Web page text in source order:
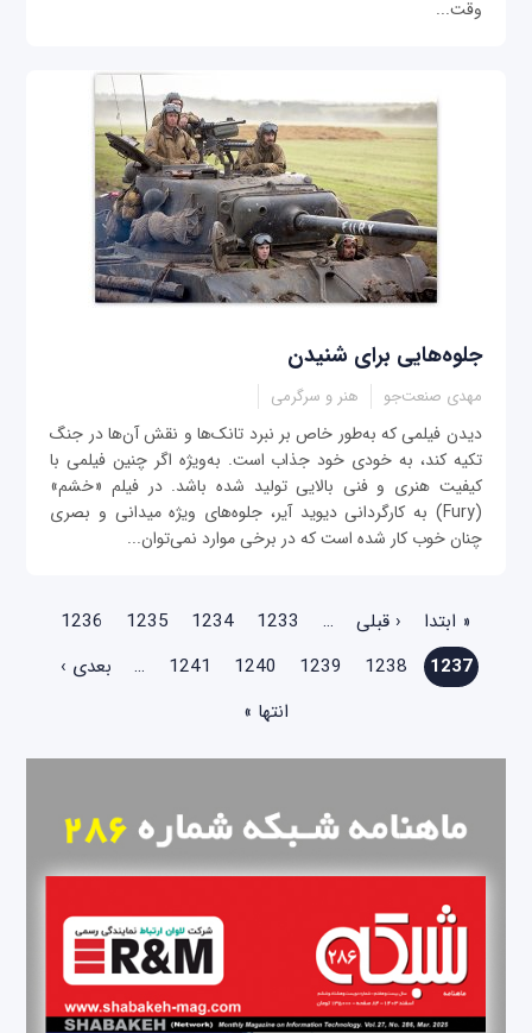
وقت...
جلوه‌هایی برای شنیدن
مهدی صنعت‌جو هنر و سرگرمی
دیدن فیلمی که به‌طور خاص بر نبرد تانک‌ها و نقش آن‌ها در جنگ
تکیه کند، به خودی خود جذاب است. به‌ویژه اگر چنین فیلمی با
کیفیت هنری و فنی بالایی تولید شده باشد. در فیلم «خشم»
(Fury) به کارگردانی دیوید آیر، جلوه‌های ویژه میدانی و بصری
چنان خوب کار شده است که در برخی موارد نمی‌توان...
صفحه‌ها
« ابتدا ‹ قبلی …
1233
1234
1235
1236
1237
1238
1239
1240
1241
…
بعدی ›
انتها »